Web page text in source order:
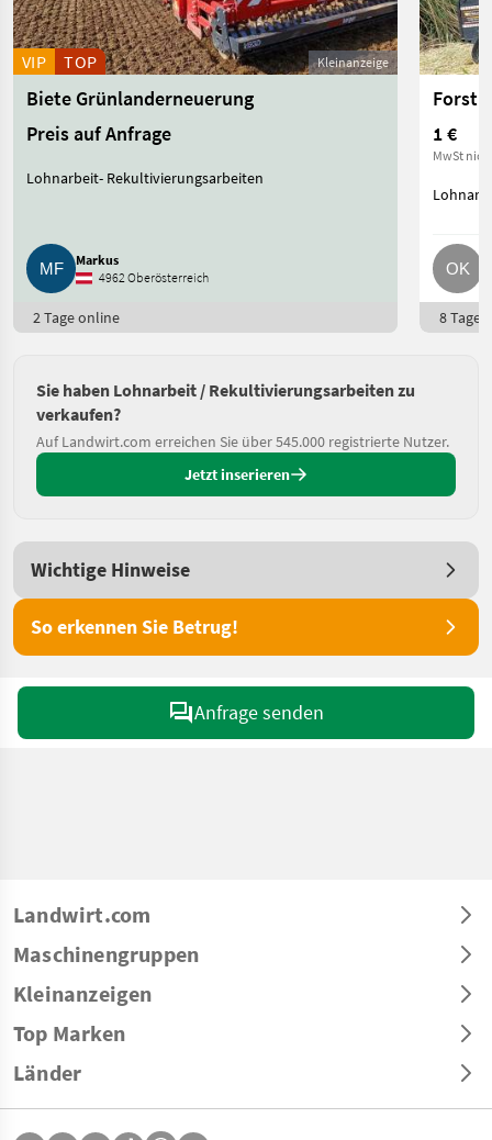
Kleinanzeige
VIP TOP
Biete Grünlanderneuerung
Preis auf Anfrage
Lohnarbeit- Rekultivierungsarbeiten
Markus
4962 Oberösterreich
2 Tage online
1 €
MwSt
8 Tage
Sie haben Lohnarbeit / Rekultivierungsarbeiten zu
verkaufen?
Auf Landwirt.com erreichen Sie über 545.000 registrierte Nutzer.
Jetzt inserieren
Wichtige Hinweise
So erkennen Sie Betrug!
Anfrage senden
Landwirt.com
Maschinengruppen
Kleinanzeigen
Top Marken
Länder